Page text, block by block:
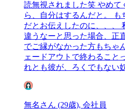
読無視されました笑 やめ
ら、自分はするんだと。
だとお伝えしたのに、、、
違うなーと思った場合、正
でご縁がなかった方もちゃ
ェードアウトで終わること
れとも彼が、ろくでもない
無名さん (29歳), 会社員